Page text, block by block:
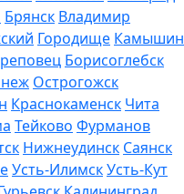
Брянск Владимир
Городище Камышин
Борисоглебск
Острогожск
Краснокаменск Чита
Тейково Фурманов
Нижнеудинск Саянск
Усть-ИлимскУсть-Кут